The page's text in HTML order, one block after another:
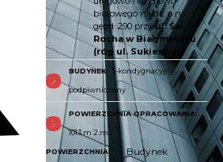
biurowego na dz. o nr
geod. 290 przyul. Św.
Rocha w Białymstoku
(róg ul. Sukiennej)
BUDYNEK: 5-kondygnacyjny,
podpiwniczony
POWIERZCHNIA OPRACOWANIA:
1013 m 2.m2
POWIERZCHNIA
Budynek